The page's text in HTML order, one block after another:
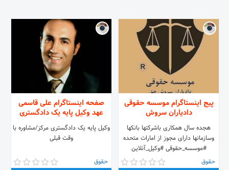
پیج اینستاگرام موسسه حقوقی
دادیاران سروش
هجده سال همکاری باشرکتها بانکها
وسازمانها دارای مجوز از امارات متحده
#موسسه_حقوقی #وکیل_آنلاین
حقوق
صفحه اینستاگرام علی قاسمی
عهد وکیل پایه یک دادگستری
وکیل پایه یک دادگستری مرکز/مشاوره با
وقت قبلی
حقوق